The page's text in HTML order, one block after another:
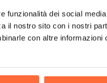
funzionalità dei social
il nostro sito con i nostri
con altre informazioni